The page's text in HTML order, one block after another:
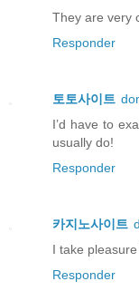
They are very
Responder
토토사이트
I’d have to
usually do!
Responder
카지노사이트
I take
Responder